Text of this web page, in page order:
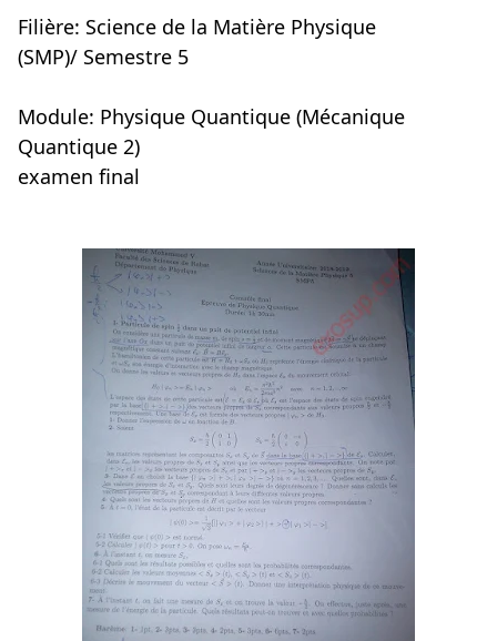
Filière: Science de la Matière Physique
(SMP)/ Semestre 5
Module: Physique Quantique (Mécanique
Quantique 2)
examen final